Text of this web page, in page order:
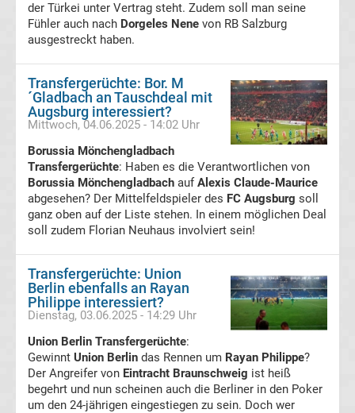
Erg.
League
Tabelle
Formel
1
Transfergerüchte
WWE
News
der Türkei unter Vertrag steht. Zudem soll man seine
Fühler auch nach Dorgeles Nene von RB Salzburg
ausgestreckt haben.
Transfergerüchte: Bor. M
´Gladbach an Tauschdeal mit
Augsburg interessiert?
Mittwoch, 04.06.2025 - 14:02 Uhr
Borussia Mönchengladbach
Transfergerüchte: Haben es die Verantwortlichen von
Borussia Mönchengladbach aufAlexis Claude-Maurice
abgesehen? Der Mittelfeldspieler des FC Augsburg soll
ganz oben auf der Liste stehen. In einem möglichen Deal
soll zudem Florian Neuhaus involviert sein!
Transfergerüchte: Union
Berlin ebenfalls an Rayan
Philippe interessiert?
Dienstag, 03.06.2025 - 14:29 Uhr
Union Berlin Transfergerüchte:
Gewinnt Union Berlin das Rennen um Rayan Philippe?
Der Angreifer von Eintracht Braunschweig ist heiß
begehrt und nun scheinen auch die Berliner in den Poker
um den 24-jährigen eingestiegen zu sein. Doch wer